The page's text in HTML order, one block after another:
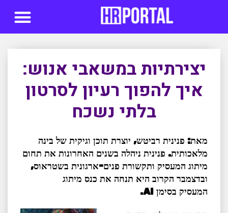
יצירתיות במשאבי אנוש:
איך להפוך רעיון לסרטון
בלתי נשכח
מאת: פנינית רביטש, יוצרת תוכן וגיקית של בינה
מלאכותית. פנינית ניהלה בשנים האחרונות את תחום
מיתוג המעסיק ותקשורת פנים-ארגונית בשטראוס,
ובדצמבר הקרוב היא תנחה את כנס מיתוג
המעסיק בסימן AI.